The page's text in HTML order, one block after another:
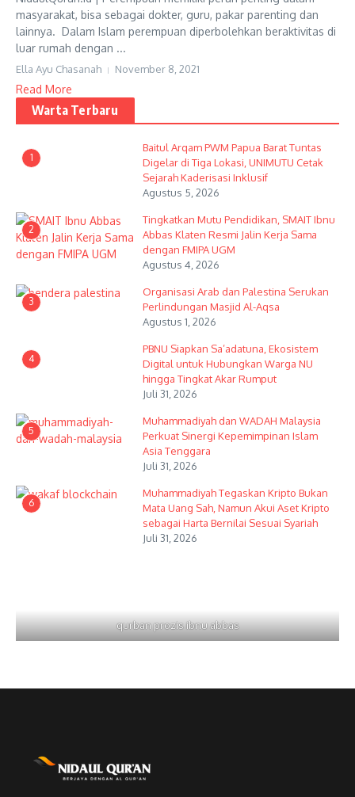
masyarakat, bisa sebagai dokter, guru, pakar parenting dan
lainnya. Dalam Islam perempuan diperbolehkan beraktivitas di
luar rumah dengan ...
Ella Ayu Chasanah November 8, 2021
Read More
Warta Terbaru
1
Baitul Arqam PWM Papua Barat Tuntas
Digelar di Tiga Lokasi, UNIMUTU Cetak
Sejarah Kaderisasi Inklusif
Agustus 5, 2026
2
Tingkatkan Mutu Pendidikan, SMAIT Ibnu
Abbas Klaten Resmi Jalin Kerja Sama
dengan FMIPA UGM
Agustus 4, 2026
3
Organisasi Arab dan Palestina Serukan
Perlindungan Masjid Al-Aqsa
Agustus 1, 2026
4
PBNU Siapkan Sa’adatuna, Ekosistem
Digital untuk Hubungkan Warga NU
hingga Tingkat Akar Rumput
Juli 31, 2026
5
Muhammadiyah dan WADAH Malaysia
Perkuat Sinergi Kepemimpinan Islam
Asia Tenggara
Juli 31, 2026
6
Muhammadiyah Tegaskan Kripto Bukan
Mata Uang Sah, Namun Akui Aset Kripto
sebagai Harta Bernilai Sesuai Syariah
Juli 31, 2026
qurban prozis ibnu abbas